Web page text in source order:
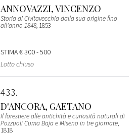
ANNOVAZZI, VINCENZO
Storia di Civitavecchia dalla sua origine fino
all'anno 1848, 1853
STIMA€ 300 - 500
Lotto chiuso
433
D'ANCORA, GAETANO
Il forestiere alle antichità e curiosità naturali di
Pozzuoli Cuma Baja e Miseno in tre giornate,
1818